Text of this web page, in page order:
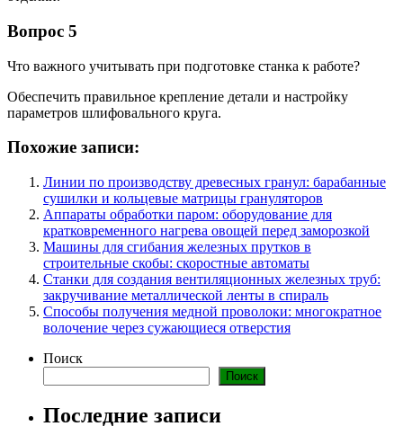
Вопрос 5
Что важного учитывать при подготовке станка к работе?
Обеспечить правильное крепление детали и настройку
параметров шлифовального круга.
Похожие записи:
Линии по производству древесных гранул: барабанные
сушилки и кольцевые матрицы грануляторов
Аппараты обработки паром: оборудование для
кратковременного нагрева овощей перед заморозкой
Машины для сгибания железных прутков в
строительные скобы: скоростные автоматы
Станки для создания вентиляционных железных труб:
закручивание металлической ленты в спираль
Способы получения медной проволоки: многократное
волочение через сужающиеся отверстия
Поиск
Поиск
Последние записи